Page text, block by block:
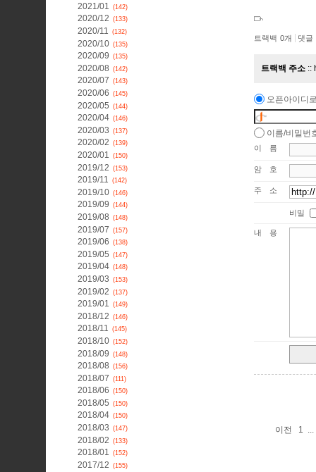
트랙백 0개 댓글
트랙백 주소
오픈아이디
이름/비밀번
이름
암호
주소
비밀
내용
이전 1 ...
2021/01 (142)
2020/12 (133)
2020/11 (132)
2020/10 (135)
2020/09 (135)
2020/08 (142)
2020/07 (143)
2020/06 (145)
2020/05 (144)
2020/04 (146)
2020/03 (137)
2020/02 (139)
2020/01 (150)
2019/12 (153)
2019/11 (142)
2019/10 (146)
2019/09 (144)
2019/08 (148)
2019/07 (157)
2019/06 (138)
2019/05 (147)
2019/04 (148)
2019/03 (153)
2019/02 (137)
2019/01 (149)
2018/12 (146)
2018/11 (145)
2018/10 (152)
2018/09 (148)
2018/08 (156)
2018/07 (111)
2018/06 (150)
2018/05 (150)
2018/04 (150)
2018/03 (147)
2018/02 (133)
2018/01 (152)
2017/12 (155)